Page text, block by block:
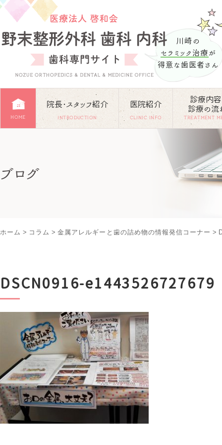
川崎の
セラミック治療 が
得意な歯医者さん
HOME
院長･スタッフ紹介
INTRODUCTION
医院紹介
CLINIC INFO
診療内
診療の流
TREATMENT
ブログ
ホーム > コラム >金属アレルギーと歯の詰め物の情報発信コーナー >
DSCN0916-e1443526727679